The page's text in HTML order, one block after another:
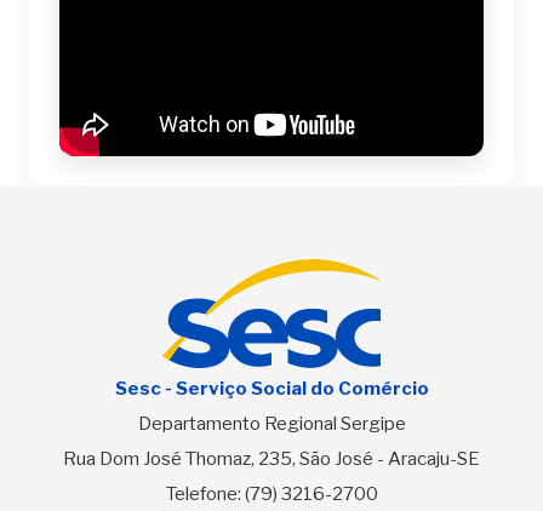
Sesc - Serviço Social do Comércio
Departamento Regional Sergipe
Rua Dom José Thomaz, 235, São José - Aracaju-SE
Telefone: (79) 3216-2700